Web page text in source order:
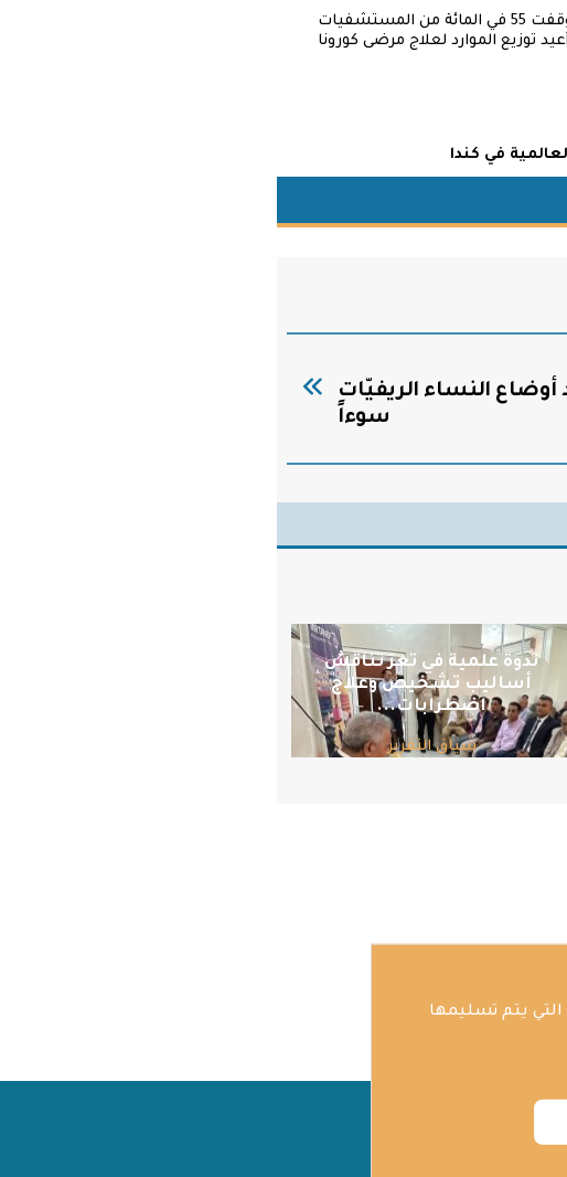
وقال نائب وزير الصحة عبدالله دحان، إن بعض المرافق أجبرت على الإغلاق لإزالة التلوث، فيما أوقفت 55 في المائة من المستشفيات
توزيع الموارد لعلاج مرضى كورونا
في كندا
أوضاع النساء الريفيّات
سوءاً
ندوة علمية في تعز تناقش
أساليب تشخيص وعلاج
اضطرابات...
سياق التقرير
يتم تسليمها